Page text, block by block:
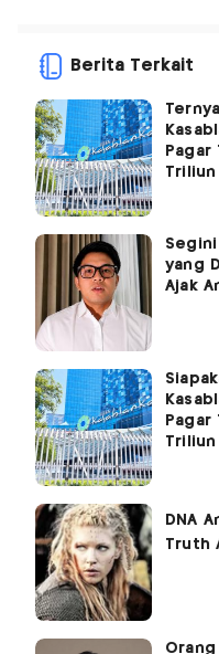
Berita Terkait
Pagar
Triliun
yang
Ajak
Pagar
Triliun
Orang